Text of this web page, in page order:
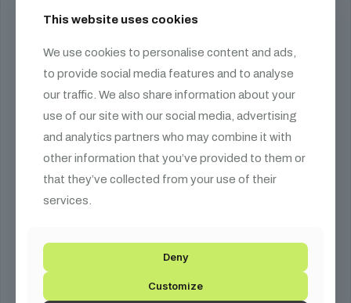
Magasnyomású CO2 tömlő 3/8
30 990Ft – 114 990FtÁrtartomány:
CO2 tömlők széles választékával szolgálunk. Legyen szó
Opciók választása
Ennek
This website uses cookies
We use cookies to personalise content and ads,
to provide social media features and to analyse
our traffic. We also share information about your
use of our site with our social media, advertising
and analytics partners who may combine it with
other information that you’ve provided to them or
that they’ve collected from your use of their
services.
Deny
Customize